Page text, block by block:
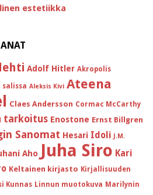
estetiikka
Adolf Hitler Akropolis
Aleksis Kivi Ateena
Claes Andersson Cormac McCarthy
tarkoitus Enostone Ernst Billgren
Sanomat Hesari Idoli J.M.
Aho Juha Siro Kari
Keltainen kirjasto Kirjallisuuden
Kunnas Linnun muotokuva Marilynin